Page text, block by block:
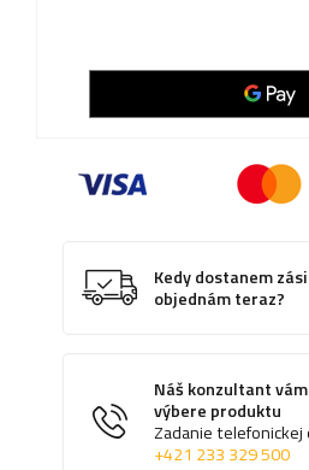
Kedy dostanem
objednám teraz?
Náš konzultant
výbere produktu
Zadanie telefonickej
+421 233 329 500